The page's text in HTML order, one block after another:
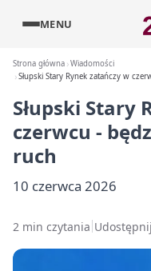
MENU
Strona główna Wiadomości
Słupski Stary Rynek zatańczy w
Słupski Stary
czerwcu -
ruch
10 czerwca 2026
2 min czytania Udostępnij